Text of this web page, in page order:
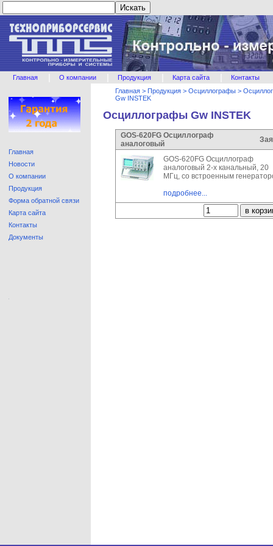
Главная О компании Продукция Карта сайта Контакты
Главная
Новости
О компании
Продукция
Форма обратной связи
Карта сайта
Контакты
Документы
Главная > Продукция > Осциллографы >
Gw INSTEK
Осциллографы Gw INSTEK
GOS-620FG Осциллограф
аналоговый
GOS-620FG Осциллограф
аналоговый 2-х канальный, 20
МГц, со встроенным
подробнее...